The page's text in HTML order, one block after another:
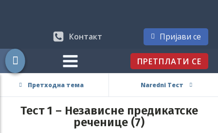
Контакт Пријави се
ПРЕТПЛАТИ СЕ
Претходна тема Naredni Тест
Тест 1 – Независне предикатске
реченице (7)